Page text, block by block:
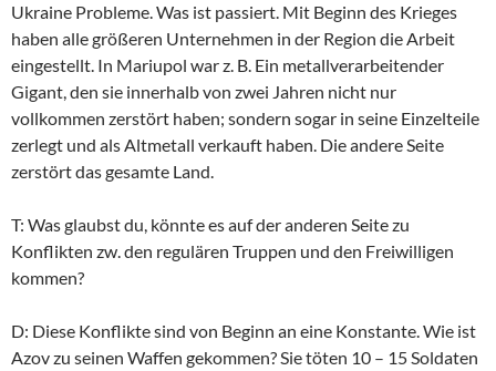
Ukraine Probleme. Was ist passiert. Mit Beginn des Krieges
haben alle größeren Unternehmen in der Region die Arbeit
eingestellt. In Mariupol war z. B. Ein metallverarbeitender
Gigant, den sie innerhalb von zwei Jahren nicht nur
vollkommen zerstört haben; sondern sogar in seine Einzelteile
zerlegt und als Altmetall verkauft haben. Die andere Seite
zerstört das gesamte Land.
T: Was glaubst du, könnte es auf der anderen Seite zu
Konflikten zw. den regulären Truppen und den Freiwilligen
kommen?
D: Diese Konflikte sind von Beginn an eine Konstante. Wie ist
Azov zu seinen Waffen gekommen? Sie töten 10 – 15 Soldaten